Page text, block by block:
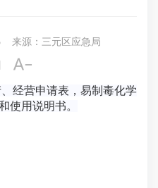
来源：三元区应急局

经营申请表， 易制毒化学
使用说明书。